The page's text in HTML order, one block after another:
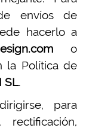
envíos de
hacerlo a
o
la Política de
SL.
para